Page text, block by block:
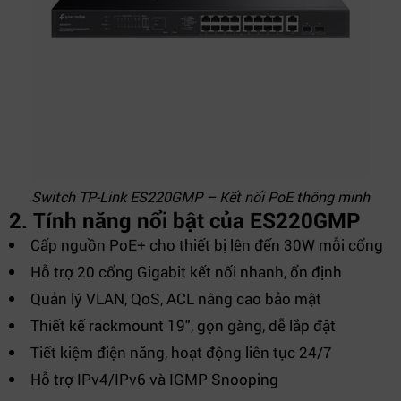
Switch TP-Link ES220GMP – Kết nối PoE thông minh
2. Tính năng nổi bật của ES220GMP
Cấp nguồn PoE+ cho thiết bị lên đến 30W mỗi cổng
Hỗ trợ 20 cổng Gigabit kết nối nhanh, ổn định
Quản lý VLAN, QoS, ACL nâng cao bảo mật
Thiết kế rackmount 19", gọn gàng, dễ lắp đặt
Tiết kiệm điện năng, hoạt động liên tục 24/7
Hỗ trợ IPv4/IPv6 và IGMP Snooping